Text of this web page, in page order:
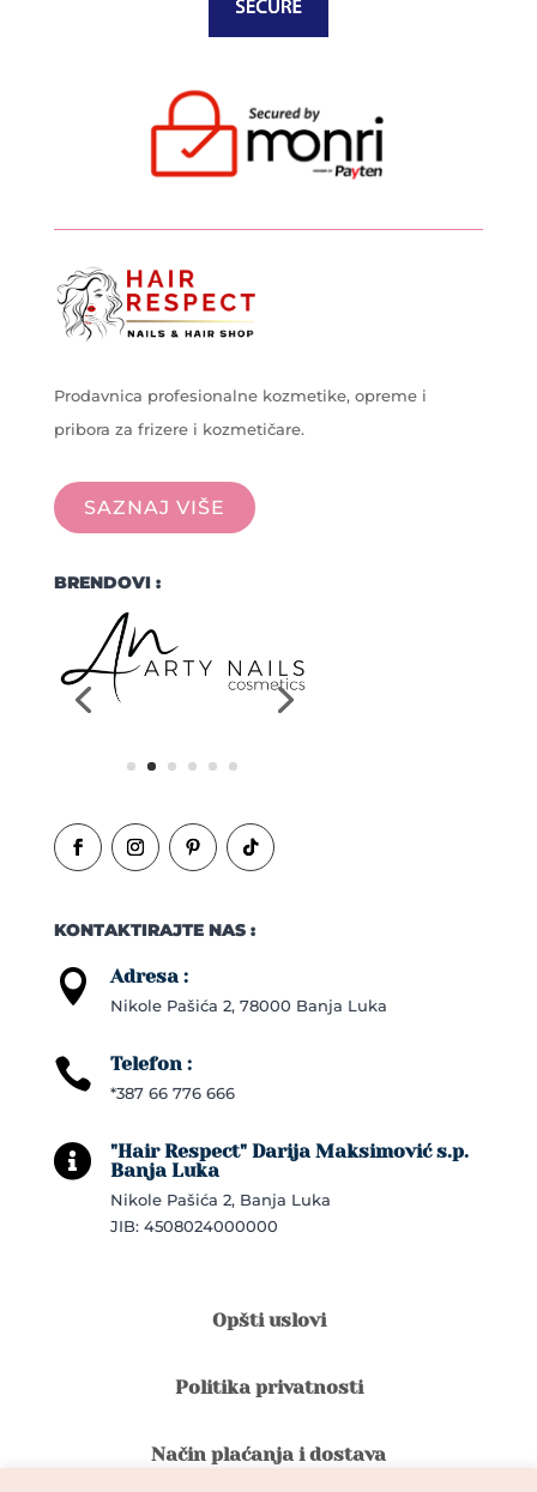
Prodavnica profesionalne kozmetike, opreme i
pribora za frizere i kozmetičare.
SAZNAJ VIŠE
BRENDOVI :
KONTAKTIRAJTE NAS :
 Adresa :
Nikole Pašića 2, 78000 Banja Luka
 Telefon :
*387 66 776 666

"Hair Respect" Darija Maksimović s.p.
Banja Luka
Nikole Pašića 2, Banja Luka
JIB: 4508024000000
Opšti uslovi
Politika privatnosti
Način plaćanja i dostava